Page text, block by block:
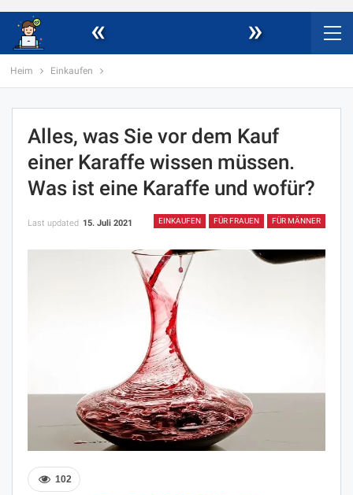
« »
Heim Einkaufen
Alles, was Sie vor dem Kauf
einer Karaffe wissen müssen.
Was ist eine Karaffe und wofür?
EINKAUFEN FÜR FRAUEN FÜR MÄNNER
Last updated 15. Juli 2021
102